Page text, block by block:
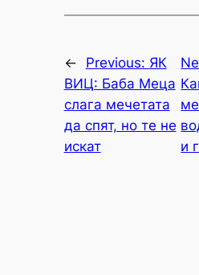
← Previous: ЯК
ВИЦ: Баба Меца
слага мечетата
да спят, но те не
искат
и